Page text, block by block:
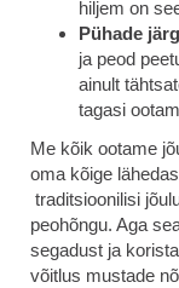
hiljem on
Pühade
ja peod
ainult
tagasi
Me kõik ootame
oma kõige
traditsioonilisi
peohõngu. Aga
segadust ja
võitlus mustade